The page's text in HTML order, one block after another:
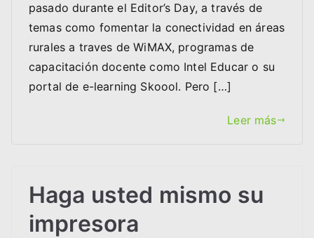
pasado durante el Editor’s Day, a través de
temas como fomentar la conectividad en áreas
rurales a traves de WiMAX, programas de
capacitación docente como Intel Educar o su
portal de e-learning Skoool. Pero […]
Leer más
Haga usted mismo su
impresora